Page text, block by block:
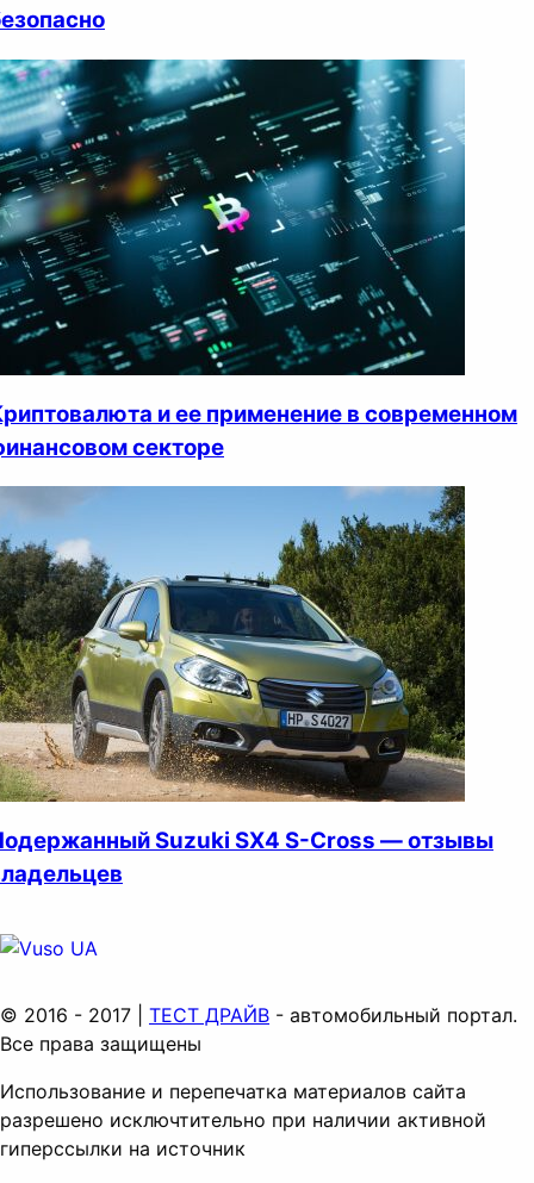
и ее применение в современном
секторе
Suzuki SX4 S-Cross — отзывы
© 2016 - 2017 | ТЕСТ ДРАЙВ - автомобильный портал.
Все права защищены
Использование и перепечатка материалов сайта
разрешено исключтительно при наличии активной
гиперссылки на источник